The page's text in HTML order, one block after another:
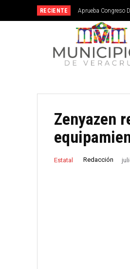
RECIENTE Aprueba Congreso
Zenyazen
Estatal Redacción